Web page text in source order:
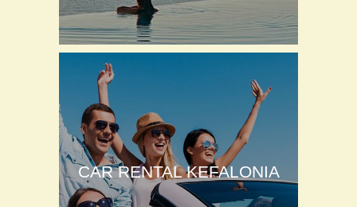
CAR RENTAL KEFALONIA